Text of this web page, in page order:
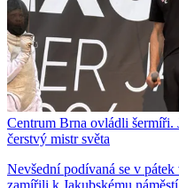
Centrum Brna ovládli šermíři.
čerstvý mistr světa
Nevšední podívaná se v